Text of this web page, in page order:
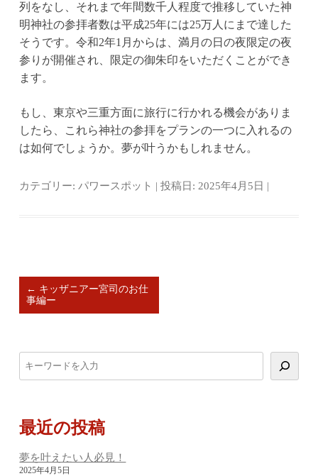
列をなし、それまで年間数千人程度で推移していた神
明神社の参拝者数は平成25年には25万人にまで達した
そうです。令和2年1月からは、満月の日の夜限定の夜
参りが開催され、限定の御朱印をいただくことができ
ます。
もし、東京や三重方面に旅行に行かれる機会がありま
したら、これら神社の参拝をプランの一つに入れるの
は如何でしょうか。夢が叶うかもしれません。
カテゴリー:パワースポット | 投稿日: 2025年4月5日 |
投
ビ
ゲ
シ
ン
← キッザニアー宮司のお仕
事編ー
ブ
ロ
内
検
索
最近の投稿
夢を叶えたい人必見！
2025年4月5日